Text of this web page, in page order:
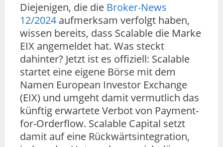
Diejenigen, die die Broker-News
12/2024 aufmerksam verfolgt haben,
wissen bereits, dass Scalable die Marke
EIX angemeldet hat. Was steckt
dahinter? Jetzt ist es offiziell: Scalable
startet eine eigene Börse mit dem
Namen European Investor Exchange
(EIX) und umgeht damit vermutlich das
künftig erwartete Verbot von Payment-
for-Orderflow. Scalable Capital setzt
damit auf eine Rückwärtsintegration,